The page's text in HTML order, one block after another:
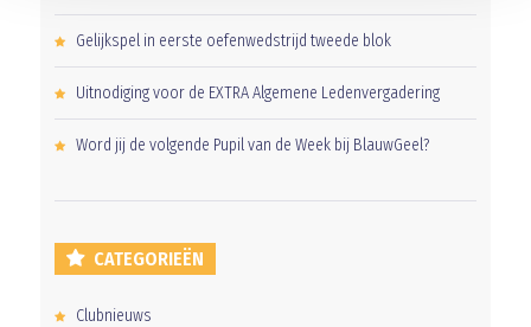
Gelijkspel in eerste oefenwedstrijd tweede blok
Uitnodiging voor de EXTRA Algemene Ledenvergadering
Word jij de volgende Pupil van de Week bij BlauwGeel?
CATEGORIEËN
Clubnieuws